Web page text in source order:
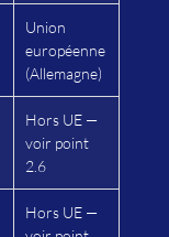
Union
européenne
(Allemagne)
Hors UE —
voir point
2.6
Hors UE —